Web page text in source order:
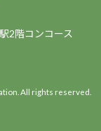
2階コンコース
All rights reserved.